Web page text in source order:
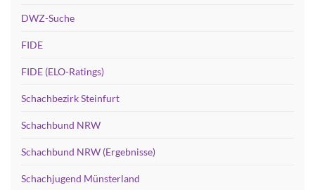
DWZ-Suche
FIDE
FIDE (ELO-Ratings)
Schachbezirk Steinfurt
Schachbund NRW
Schachbund NRW (Ergebnisse)
Schachjugend Münsterland